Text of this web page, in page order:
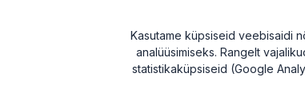
Kasutame küpsiseid veebisaidi
analüüsimiseks. Rangelt
statistikaküpsiseid (Google